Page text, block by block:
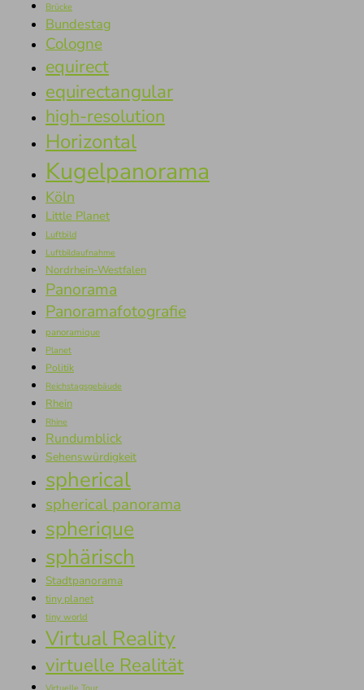
Brücke
Bundestag
Cologne
equirect
equirectangular
high-resolution
Horizontal
Kugelpanorama
Köln
Little Planet
Luftbild
Luftbildaufnahme
Nordrhein-Westfalen
Panorama
Panoramafotografie
panoramique
Planet
Politik
Reichstagsgebäude
Rhein
Rhine
Rundumblick
Sehenswürdigkeit
spherical
spherical panorama
spherique
sphärisch
Stadtpanorama
tiny planet
tiny world
Virtual Reality
virtuelle Realität